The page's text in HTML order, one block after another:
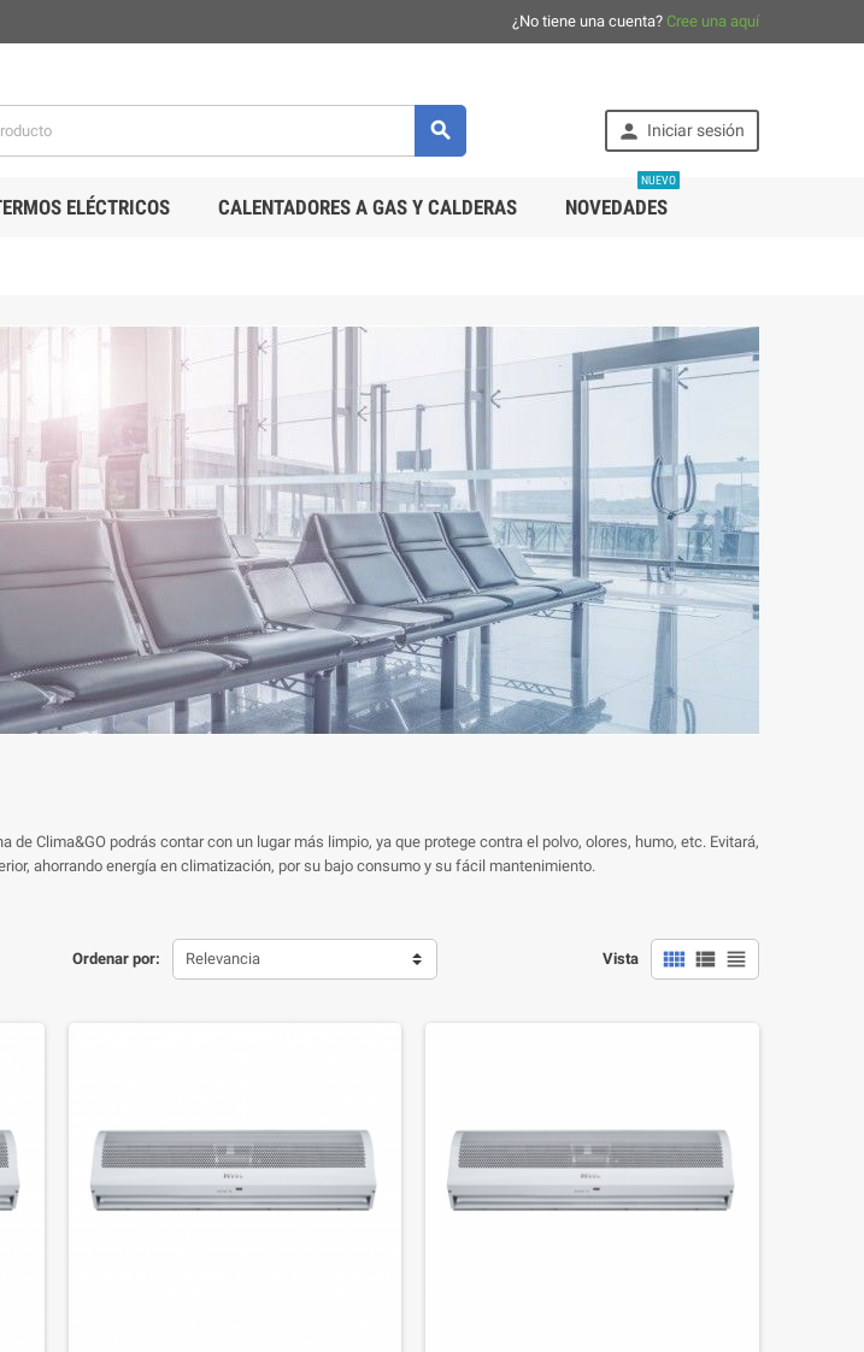
¿No tiene una cuenta? Cree una aquí
  Iniciar sesión
ELÉCTRICOS CALENTADORES A GAS Y CALDERAS NOVEDADES
NUEVO
de Clima&GO podrás contar con un lugar más limpio, ya que protege contra el polvo, olores, humo, etc. Evitará,
ahorrando energía en climatización, por su bajo consumo y su fácil mantenimiento.
Ordenar por: Relevancia Vista   